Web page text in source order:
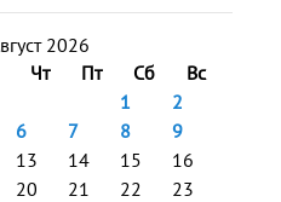
2026
Чт Пт Сб
Вс
1
2
6 7 8
9
13 14 15
16
20 21 22
23